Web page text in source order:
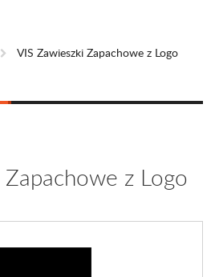
VIS Zawieszki Zapachowe z Logo
z Logo